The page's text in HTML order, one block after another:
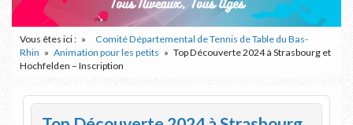
Vous êtes ici :
Comité Départemental de Tennis de Table du Bas-
Rhin
Animation pour les petits
Top Découverte 2024 à Strasbourg et
Hochfelden – Inscription